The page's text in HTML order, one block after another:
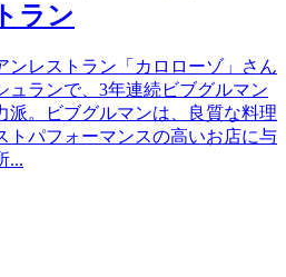
ラン
ンレストラン「カロローゾ」さん
ュランで、3年連続ビブグルマン
派。ビブグルマンは、良質な料理
トパフォーマンスの高いお店に与
...